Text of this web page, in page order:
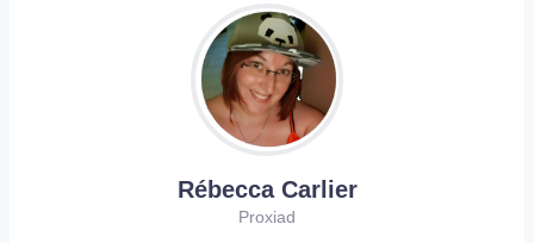
Rébecca Carlier
Proxiad